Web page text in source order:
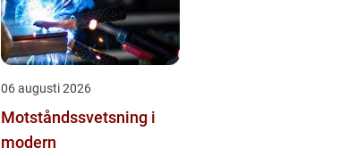
06 augusti 2026
Motståndssvetsning i
modern